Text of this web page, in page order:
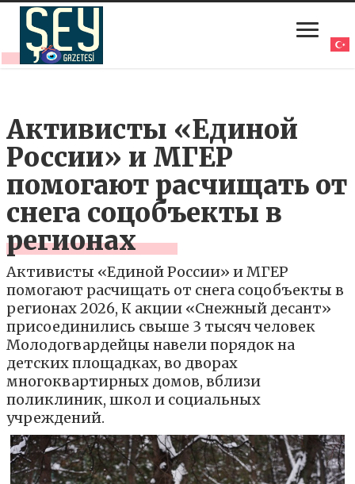
Активисты «Единой
России» и МГЕР
помогают расчищать от
снега соцобъекты в
регионах
Активисты «Единой России» и МГЕР
помогают расчищать от снега соцобъекты в
регионах 2026, К акции «Снежный десант»
присоединились свыше 3 тысяч человек
Молодогвардейцы навели порядок на
детских площадках, во дворах
многоквартирных домов, вблизи
поликлиник, школ и социальных
учреждений.